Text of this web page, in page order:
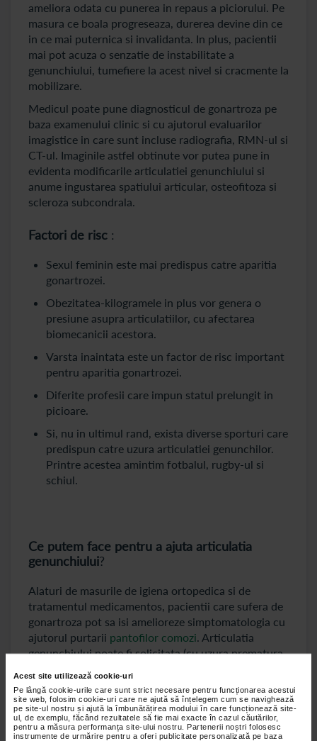
Acest site utilizează cookie-uri
Pe lângă cookie-urile care sunt strict necesare pentru funcționarea acestui
site web, folosim cookie-uri care ne ajută să înțelegem cum se navighează
pe site-ul nostru și ajută la îmbunătățirea modului în care funcționează site-
ul, de exemplu, făcând rezultatele să fie mai exacte în cazul căutărilor,
pentru a măsura performanța site-ului nostru. Partenerii noștri folosesc
instrumente de urmărire pentru a oferi publicitate personalizată pe baza
ameliora odata cu punerea in repaus a piciorului. Pe
masura ce boala progreseaza, durerea devine din ce
in ce mai puternica si invalidanta. In plus, pacientii
mai pot acuza o senzatie de instabilitate a
genunchiului, tumefiere la acest nivel si cracmente la
mobilizare.
Medicul poate pune diagnosticul de gonartroza pe
baza examenului clinic si cu ajutorul evaluarilor
imagistice in care sunt incluse radiografia, RMN-ul si
CT-ul. Imaginile astfel obtinute vor putea pune in
evidenta modificarile articulatiei genunchiului si
anume ingustarea spatiului articular, osteofitoza si
scleroza subcondrala.
Factori de risc :
Sexul feminin este mai predispus catre aparitia
gonartrozei.
Obezitatea-kilogramele in plus vor genera o
presiune asupra articulatiilor, cu afectarea
biomecanicii acestora.
Varsta inaintata este un factor de risc important
pentru aparitia gonartrozei.
Diferite profesii care impun statul prelungit in
picioare.
Si, nu in ultimul rand, exista diverse sporturi care
predispun catre uzura articulatiei genunchilor.
Printre acestea amintim fotbalul, rugby-ul si
schiul.
Ce putem face pentru a ajuta articulatia
genunchiului?
Alaturi de masurile de igiena ortopedica si de
tratamentul medicamentos, pacientii care sufera de
gonartroza pot sa isi amelioreze simptomatologia cu
ajutorul purtarii pantofilor comozi. Articulatia
genunchiului poate fi solicitata (cu uzura prematura
a cartilajului) daca se poarta pantofi incomozi ce pot
modifica statica si, respectiv, mersul. Astfel, femeile
care poarta tocuri inalte sunt predispuse catre
afectiuni ce tin de alinierea anormala a genunchiului,
cu modificari ale anatomiei locale si, in cele din